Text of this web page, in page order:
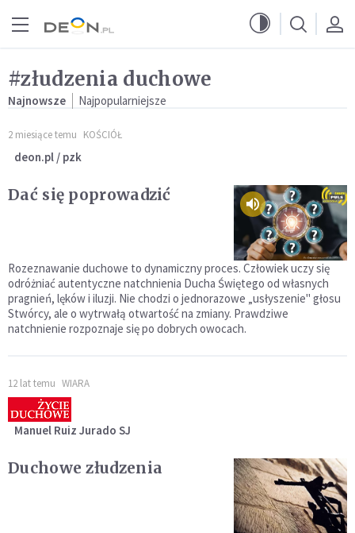
#złudzenia duchowe
Najnowsze Najpopularniejsze
2 miesiące temu KOŚCIÓŁ
deon.pl / pzk
Dać się poprowadzić
Rozeznawanie duchowe to dynamiczny proces. Człowiek uczy się
odróżniać autentyczne natchnienia Ducha Świętego od własnych
pragnień, lęków i iluzji. Nie chodzi o jednorazowe „usłyszenie" głosu
Stwórcy, ale o wytrwałą otwartość na zmiany. Prawdziwe
natchnienie rozpoznaje się po dobrych owocach.
12 lat temu WIARA
Manuel Ruiz Jurado SJ
Duchowe złudzenia